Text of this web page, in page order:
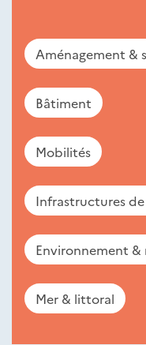
Aménagement &
Bâtiment
Mobilités
Infrastructures
Environnement &
Mer & littoral